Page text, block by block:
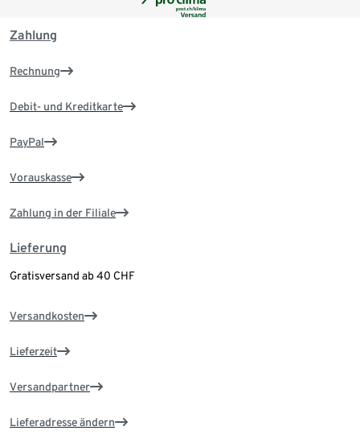
Zahlung
Rechnung
Debit- und Kreditkarte
PayPal
Vorauskasse
Zahlung in der Filiale
Lieferung
Gratisversand ab 40 CHF
Versandkosten
Lieferzeit
Versandpartner
Lieferadresse ändern